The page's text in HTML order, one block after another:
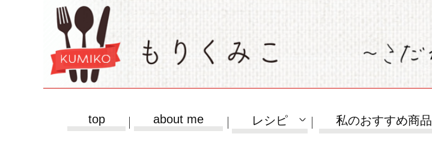
top about me レシピ 私のおすすめ商品